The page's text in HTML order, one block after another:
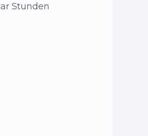
Stunden